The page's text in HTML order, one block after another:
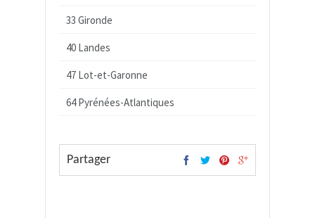
33 Gironde
40 Landes
47 Lot-et-Garonne
64 Pyrénées-Atlantiques
Partager